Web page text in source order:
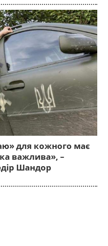
для кожного має
важлива», –
Шандор